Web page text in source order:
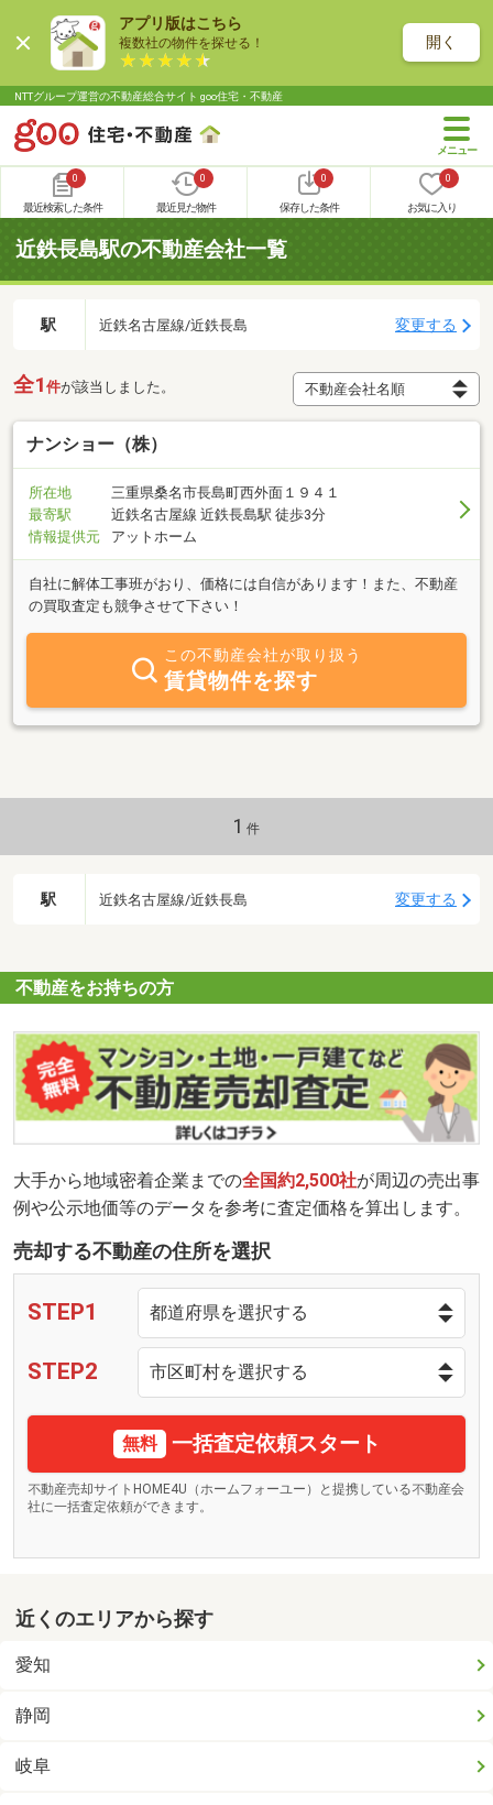
アプリ版はこちら
複数社の物件を探せる！ 開く
NTTグループ運営の不動産総合サイト goo住宅・不動産
0
最近検索した条件
0
最近見た物件
0
保存した条件
0
お気に入り
近鉄長島駅の不動産会社一覧
駅 近鉄名古屋線/近鉄長島 変更する
全1 件が該当しました。
ナンショー（株）
所在地
三重県桑名市長島町西外面１９４１
最寄駅
近鉄名古屋線 近鉄長島駅 徒歩3分
情報提供元
アットホーム
自社に解体工事班がおり、価格には自信があります！また、不動産
の買取査定も競争させて下さい！
この不動産会社が取り扱う
賃貸物件を探す
1 件
駅 近鉄名古屋線/近鉄長島 変更する
不動産をお持ちの方
大手から地域密着企業までの全国約2,500社が周辺の売出事
例や公示地価等のデータを参考に査定価格を算出します。
売却する不動産の住所を選択
STEP1
STEP2
無料 一括査定依頼スタート
不動産売却サイトHOME4U（ホームフォーユー）と提携している不動産会
社に一括査定依頼ができます。
近くのエリアから探す
愛知
静岡
岐阜